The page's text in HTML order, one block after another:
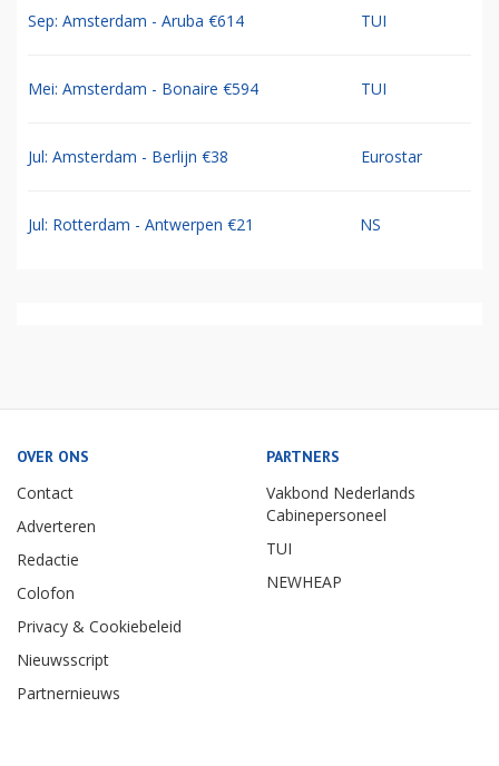
Sep: Amsterdam - Aruba €614 TUI
Mei: Amsterdam - Bonaire €594 TUI
Jul: Amsterdam - Berlijn €38 Eurostar
Jul: Rotterdam - Antwerpen €21 NS
OVER ONS
Contact
Adverteren
Redactie
Colofon
Privacy & Cookiebeleid
Nieuwsscript
Partnernieuws
PARTNERS
Vakbond Nederlands
Cabinepersoneel
TUI
NEWHEAP